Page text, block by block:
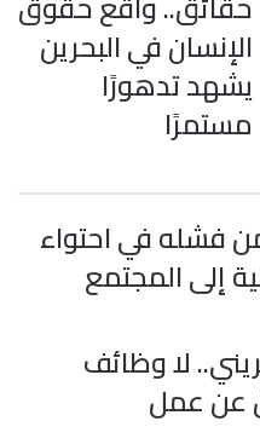
الإنسان في البحرين
يشهد تدهورًا
مستمرًا
فشله في احتواء
إلى المجتمع
لا وظائف
عن عمل